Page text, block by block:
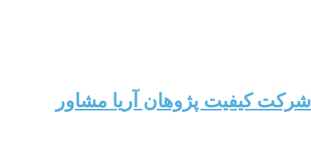
شرکت کیفیت پژوهان آریا مشاور